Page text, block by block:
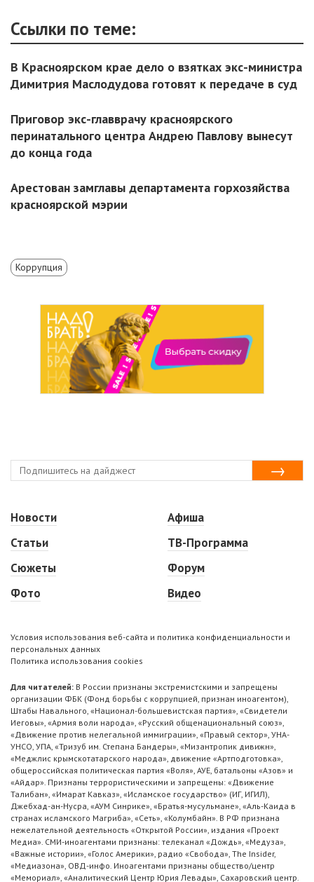
Ссылки по теме:
В Красноярском крае дело о взятках экс-министра
Димитрия Маслодудова готовят к передаче в суд
Приговор экс-главврачу красноярского
перинатального центра Андрею Павлову вынесут
до конца года
Арестован замглавы департамента горхозяйства
красноярской мэрии
Коррупция
Новости
Статьи
Сюжеты
Фото
Афиша
ТВ-Программа
Форум
Видео
Условия использования веб-сайта и политика конфиденциальности и
персональных данных
Политика использования cookies
Для читателей: В России признаны экстремистскими и запрещены
организации ФБК (Фонд борьбы с коррупцией, признан иноагентом),
Штабы Навального, «Национал-большевистская партия», «Свидетели
Иеговы», «Армия воли народа», «Русский общенациональный союз»,
«Движение против нелегальной иммиграции», «Правый сектор», УНА-
УНСО, УПА, «Тризуб им. Степана Бандеры», «Мизантропик дивижн»,
«Меджлис крымскотатарского народа», движение «Артподготовка»,
общероссийская политическая партия «Воля», АУЕ, батальоны «Азов» и
«Айдар». Признаны террористическими и запрещены: «Движение
Талибан», «Имарат Кавказ», «Исламское государство» (ИГ, ИГИЛ),
Джебхад-ан-Нусра, «АУМ Синрике», «Братья-мусульмане», «Аль-Каида в
странах исламского Магриба», «Сеть», «Колумбайн». В РФ признана
нежелательной деятельность «Открытой России», издания «Проект
Медиа». СМИ-иноагентами признаны: телеканал «Дождь», «Медуза»,
«Важные истории», «Голос Америки», радио «Свобода», The Insider,
«Медиазона», ОВД-инфо. Иноагентами признаны общество/центр
«Мемориал», «Аналитический Центр Юрия Левады», Сахаровский центр.